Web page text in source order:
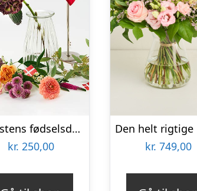
Floristens fødselsdags trylleri – Send blomster med Bloomit
kr. 250,00 kr. 749,00